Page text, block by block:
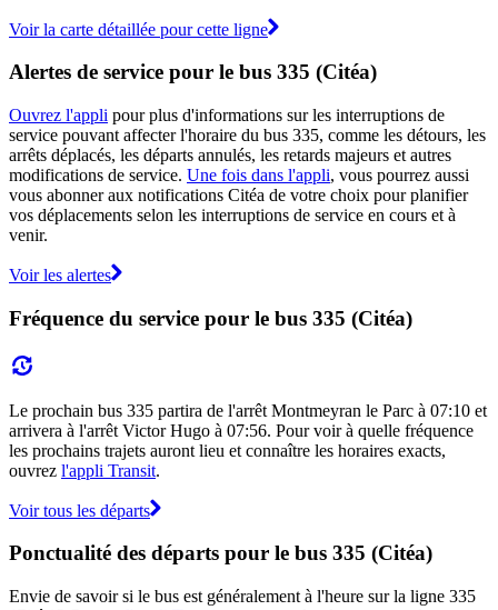
Voir la carte détaillée pour cette ligne
Alertes de service pour le bus 335 (Citéa)
Ouvrez l'appli pour plus d'informations sur les interruptions de
service pouvant affecter l'horaire du bus 335, comme les détours, les
arrêts déplacés, les départs annulés, les retards majeurs et autres
modifications de service. Une fois dans l'appli, vous pourrez aussi
vous abonner aux notifications Citéa de votre choix pour planifier
vos déplacements selon les interruptions de service en cours et à
venir.
Voir les alertes
Fréquence du service pour le bus 335 (Citéa)
Le prochain bus 335 partira de l'arrêt Montmeyran le Parc à 07:10 et
arrivera à l'arrêt Victor Hugo à 07:56. Pour voir à quelle fréquence
les prochains trajets auront lieu et connaître les horaires exacts,
ouvrez l'appli Transit.
Voir tous les départs
Ponctualité des départs pour le bus 335 (Citéa)
Envie de savoir si le bus est généralement à l'heure sur la ligne 335